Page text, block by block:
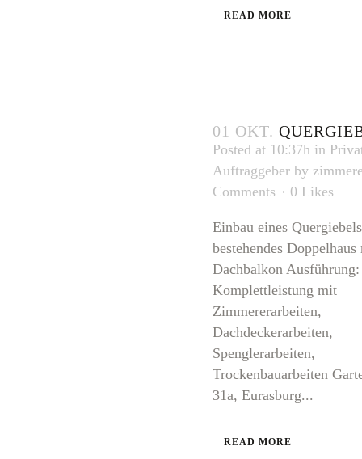
READ MORE
01 OKT.
Posted at 10:37h in
Auftraggeber by
Comments
0 Likes
Einbau eines
bestehendes Doppelhaus
Dachbalkon Ausführung:
Komplettleistung mit
Zimmererarbeiten,
Dachdeckerarbeiten,
Spenglerarbeiten,
Trockenbauarbeiten
31a, Eurasburg...
READ MORE